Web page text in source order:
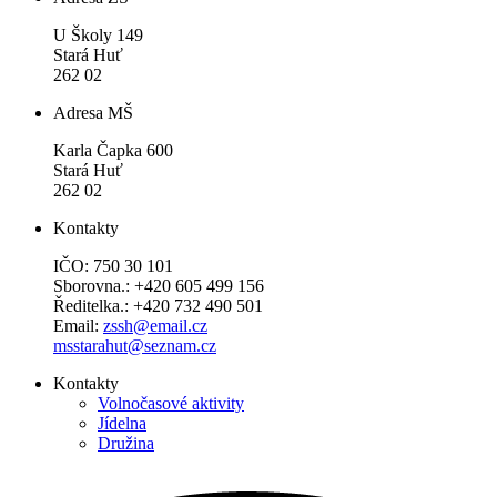
U Školy 149
Stará Huť
262 02
Adresa MŠ
Karla Čapka 600
Stará Huť
262 02
Kontakty
IČO: 750 30 101
Sborovna.: +420 605 499 156
Ředitelka.: +420 732 490 501
Email: zssh@email.cz
msstarahut@seznam.cz
Kontakty
Volnočasové aktivity
Jídelna
Družina